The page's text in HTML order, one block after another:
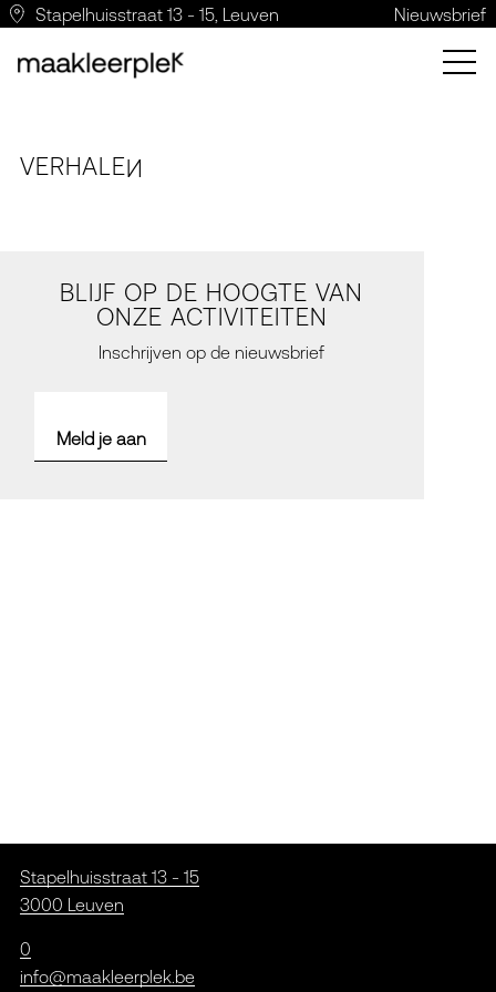
Stapelhuisstraat 13 - 15, Leuven Nieuwsbrief
VERHALEN
BLIJF OP DE HOOGTE VAN
ONZE ACTIVITEITEN
Inschrijven op de nieuwsbrief
Meld je aan
Stapelhuisstraat 13 - 15
3000 Leuven
0
info@maakleerplek.be